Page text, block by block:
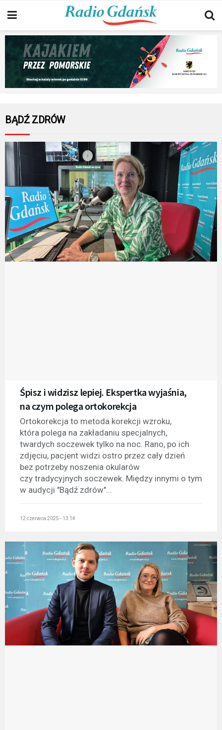
BĄDŹ ZDRÓW
Śpisz i widzisz lepiej. Ekspertka wyjaśnia,
na czym polega ortokorekcja
Ortokorekcja to metoda korekcji wzroku,
która polega na zakładaniu specjalnych,
twardych soczewek tylko na noc. Rano, po ich
zdjęciu, pacjent widzi ostro przez cały dzień
bez potrzeby noszenia okularów
czy tradycyjnych soczewek. Między innymi o tym
w audycji "Bądź zdrów"...
12 czerwca 2025 - 13:14